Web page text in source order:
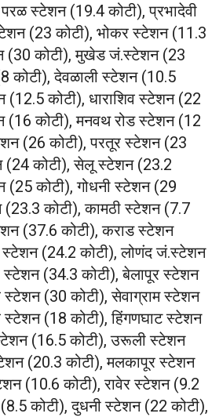
स्टेशन (19.4 कोटी), प्रभादेवी
(23 कोटी), भोकर स्टेशन (11.3
(30 कोटी), मुखेड जं.स्टेशन (23
कोटी), देवळाली स्टेशन (10.5
(12.5 कोटी), धाराशिव स्टेशन (22
(16 कोटी), मनवथ रोड स्टेशन (12
(26 कोटी), परतूर स्टेशन (23
(24 कोटी), सेलू स्‍टेशन (23.2
(25 कोटी), गोधनी स्टेशन (29
(23.3 कोटी), कामठी स्टेशन (7.7
(37.6 कोटी), कराड स्टेशन
स्टेशन (24.2 कोटी), लोणंद जं.स्टेशन
स्टेशन (34.3 कोटी), बेलापूर स्टेशन
स्टेशन (30 कोटी), सेवाग्राम स्टेशन
स्टेशन (18 कोटी), हिंगणघाट स्टेशन
(16.5 कोटी), उरूली स्टेशन
(20.3 कोटी), मलकापूर स्टेशन
(10.6 कोटी), रावेर स्टेशन (9.2
कोटी), दुधनी स्टेशन (22 कोटी),